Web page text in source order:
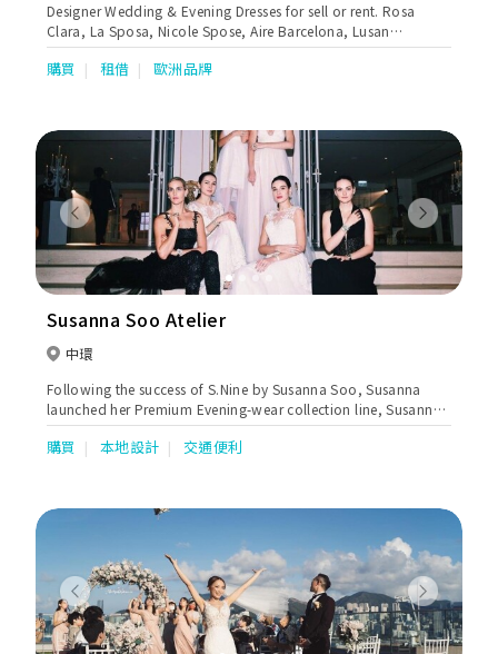
Designer Wedding & Evening Dresses for sell or rent. Rosa
Clara, La Sposa, Nicole Spose, Aire Barcelona, Lusan
Mandongus, Mistrelli, Adi Shlomo, Tarik Ediz, St Patrick, Viero
Bridal, Zac Posen For White One, Edward Arsouni
購買 租借 歐洲品牌
Previous Next
Susanna Soo Atelier
中環
Following the success of S.Nine by Susanna Soo, Susanna
launched her Premium Evening-wear collection line, Susanna
Soo Atelier, in May 2014. This collection continues to focus on
modern women who appreciate clothing that is Feminine,
購買 本地設計 交通便利
Previous Next